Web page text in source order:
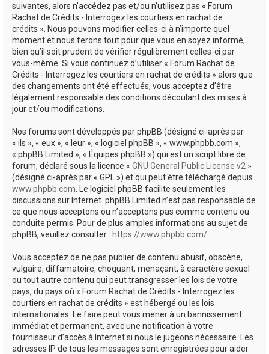
suivantes, alors n’accédez pas et/ou n’utilisez pas « Forum
Rachat de Crédits - Interrogez les courtiers en rachat de
crédits ». Nous pouvons modifier celles-ci à n’importe quel
moment et nous ferons tout pour que vous en soyez informé,
bien qu’il soit prudent de vérifier régulièrement celles-ci par
vous-même. Si vous continuez d’utiliser « Forum Rachat de
Crédits - Interrogez les courtiers en rachat de crédits » alors que
des changements ont été effectués, vous acceptez d’être
légalement responsable des conditions découlant des mises à
jour et/ou modifications.
Nos forums sont développés par phpBB (désigné ci-après par
« ils », « eux », « leur », « logiciel phpBB », « www.phpbb.com »,
« phpBB Limited », « Équipes phpBB ») qui est un script libre de
forum, déclaré sous la licence « GNU General Public License v2 »
(désigné ci-après par « GPL ») et qui peut être téléchargé depuis
www.phpbb.com . Le logiciel phpBB facilite seulement les
discussions sur Internet. phpBB Limited n’est pas responsable de
ce que nous acceptons ou n’acceptons pas comme contenu ou
conduite permis. Pour de plus amples informations au sujet de
phpBB, veuillez consulter : https://www.phpbb.com/
Vous acceptez de ne pas publier de contenu abusif, obscène,
vulgaire, diffamatoire, choquant, menaçant, à caractère sexuel
ou tout autre contenu qui peut transgresser les lois de votre
pays, du pays où « Forum Rachat de Crédits - Interrogez les
courtiers en rachat de crédits » est hébergé ou les lois
internationales. Le faire peut vous mener à un bannissement
immédiat et permanent, avec une notification à votre
fournisseur d’accès à Internet si nous le jugeons nécessaire. Les
adresses IP de tous les messages sont enregistrées pour aider